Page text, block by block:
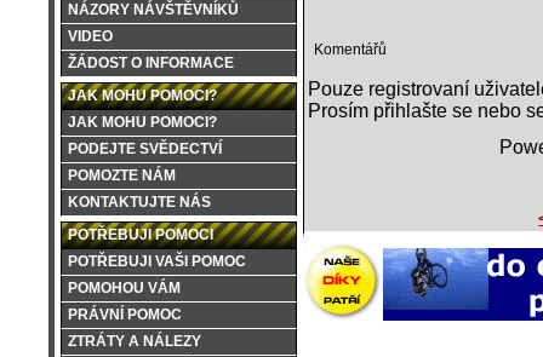
NÁZORY NÁVŠTĚVNÍKŮ
VIDEO
ŽÁDOST O INFORMACE
JAK MOHU POMOCI?
JAK MOHU POMOCI?
PODEJTE SVĚDECTVÍ
POMOZTE NÁM
KONTAKTUJTE NÁS
POTŘEBUJI POMOCI
POTŘEBUJI VAŠI POMOC
POMOHOU VÁM
PRÁVNÍ POMOC
ZTRÁTY A NÁLEZY
Komentářů
Pouze registrovaní
Prosím přihlašte se nebo